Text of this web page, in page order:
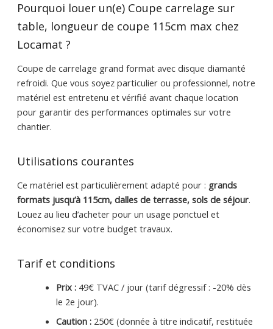
Pourquoi louer un(e) Coupe carrelage sur
table, longueur de coupe 115cm max chez
Locamat ?
Coupe de carrelage grand format avec disque diamanté
refroidi. Que vous soyez particulier ou professionnel, notre
matériel est entretenu et vérifié avant chaque location
pour garantir des performances optimales sur votre
chantier.
Utilisations courantes
Ce matériel est particulièrement adapté pour : grands
formats jusqu’à 115cm, dalles de terrasse, sols de séjour.
Louez au lieu d’acheter pour un usage ponctuel et
économisez sur votre budget travaux.
Tarif et conditions
Prix :49€ TVAC / jour (tarif dégressif : -20% dès
le 2e jour).
Caution :250€ (donnée à titre indicatif, restituée